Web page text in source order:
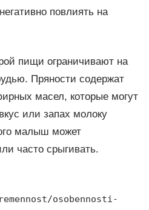
повлиять на
пищи ограничивают на
Пряности содержат
масел, которые могут
или запах молоку
малыш может
часто срыгивать.
osobennosti-